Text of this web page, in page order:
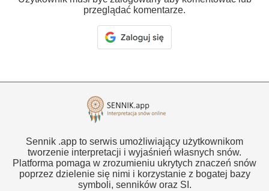
przeglądać komentarze.
Sennik .app to serwis umożliwiający użytkownikom
tworzenie interpretacji i wyjaśnień własnych snów.
Platforma pomaga w zrozumieniu ukrytych znaczeń snów
poprzez dzielenie się nimi i korzystanie z bogatej bazy
symboli, senników oraz SI.